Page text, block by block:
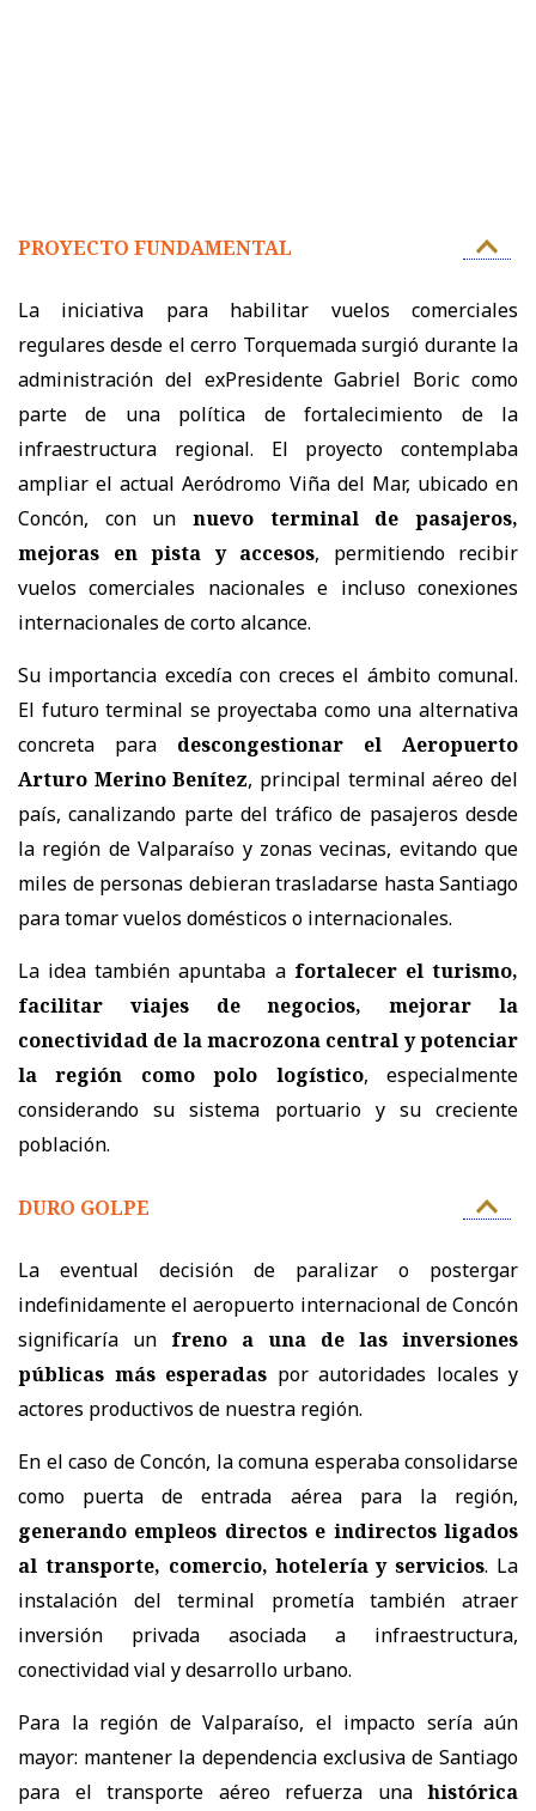
PROYECTO FUNDAMENTAL
La iniciativa para habilitar vuelos comerciales
regulares desde el cerro Torquemada surgió durante la
administración del exPresidente Gabriel Boric como
parte de una política de fortalecimiento de la
infraestructura regional. El proyecto contemplaba
ampliar el actual Aeródromo Viña del Mar, ubicado en
Concón, con un nuevo terminal de pasajeros,
mejoras en pista y accesos, permitiendo recibir
vuelos comerciales nacionales e incluso conexiones
internacionales de corto alcance.
Su importancia excedía con creces el ámbito comunal.
El futuro terminal se proyectaba como una alternativa
concreta para descongestionar el Aeropuerto
Arturo Merino Benítez, principal terminal aéreo del
país, canalizando parte del tráfico de pasajeros desde
la región de Valparaíso y zonas vecinas, evitando que
miles de personas debieran trasladarse hasta Santiago
para tomar vuelos domésticos o internacionales.
La idea también apuntaba a fortalecer el turismo,
facilitar viajes de negocios, mejorar la
conectividad de la macrozona central y potenciar
la región como polo logístico, especialmente
considerando su sistema portuario y su creciente
población.
DURO GOLPE
La eventual decisión de paralizar o postergar
indefinidamente el aeropuerto internacional de Concón
significaría un freno a una de las inversiones
públicas más esperadas por autoridades locales y
actores productivos de nuestra región.
En el caso de Concón, la comuna esperaba consolidarse
como puerta de entrada aérea para la región,
generando empleos directos e indirectos ligados
al transporte, comercio, hotelería y servicios. La
instalación del terminal prometía también atraer
inversión privada asociada a infraestructura,
conectividad vial y desarrollo urbano.
Para la región de Valparaíso, el impacto sería aún
mayor: mantener la dependencia exclusiva de Santiago
para el transporte aéreo refuerza una histórica